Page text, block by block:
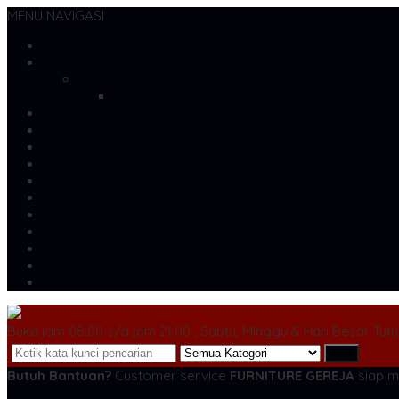
MENU NAVIGASI
Buka jam 08.00 s/d jam 21.00 , Sabtu, Minggu & Hari Besar
Butuh Bantuan? Customer service FURNITURE GEREJA siap